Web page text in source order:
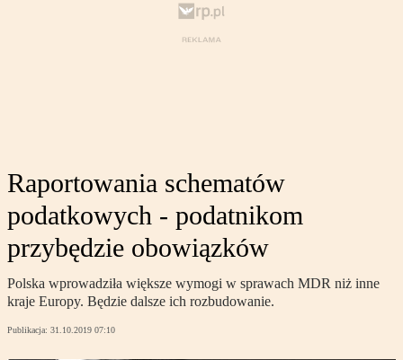
Raportowania schematów
podatkowych - podatnikom
przybędzie obowiązków
Polska wprowadziła większe wymogi w sprawach MDR niż inne
kraje Europy. Będzie dalsze ich rozbudowanie.
Publikacja: 31.10.2019 07:10